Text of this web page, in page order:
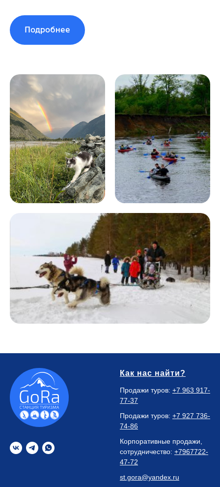
Подробнее
Как нас найти?
Продажи туров: +7 963 917-
77-37
Продажи туров: +7 927 736-
74-86
Корпоративные продажи,
сотрудничество: +7967722-
47-72
st.gora@yandex.ru